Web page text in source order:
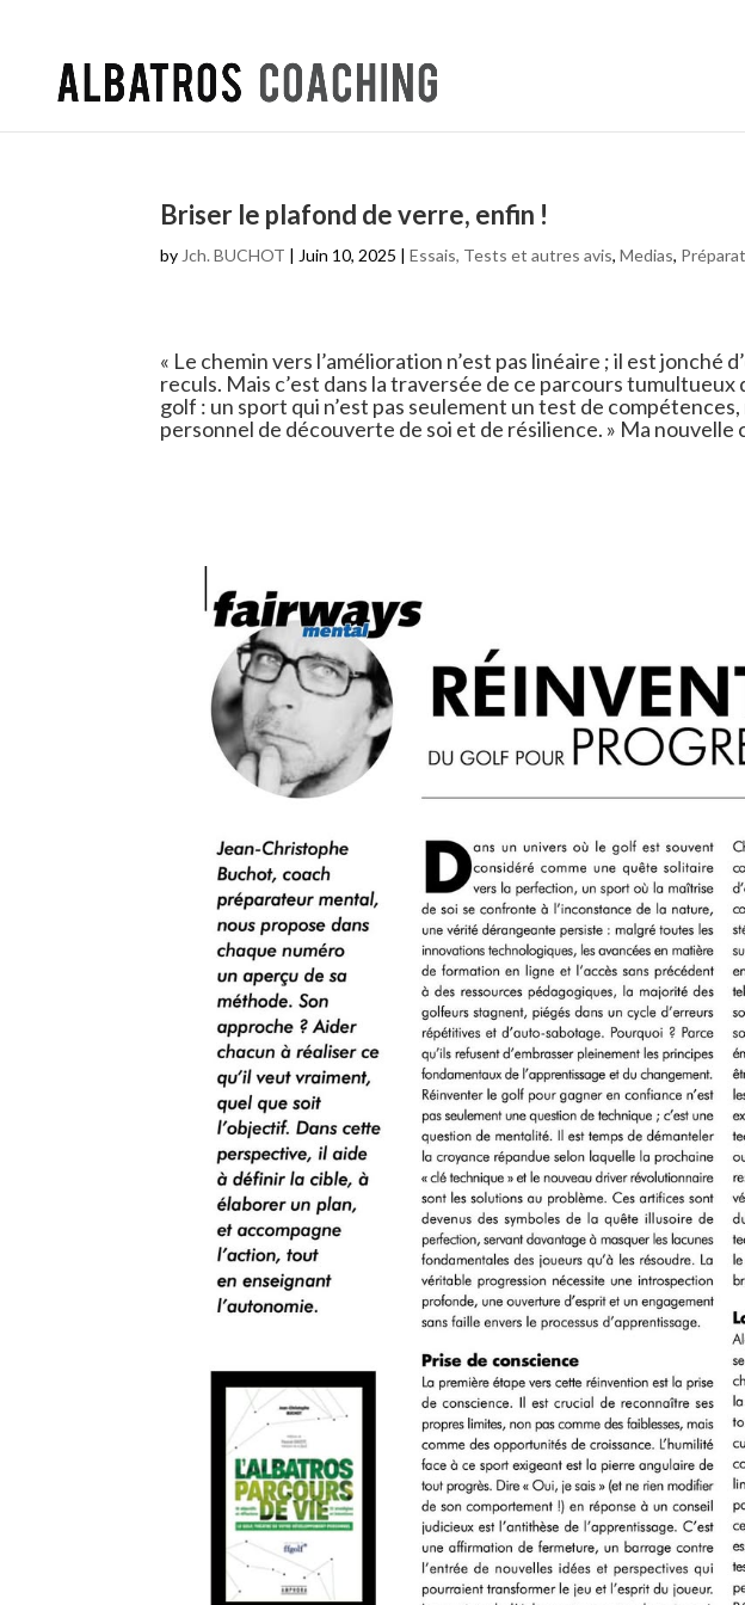
Briser le plafond de verre, enfin !
by Jch. BUCHOT | Juin 10, 2025 |Essais, Tests et autres avis,Medias,
« Le chemin vers l’amélioration n’est pas linéaire ; il est jonché
reculs. Mais c’est dans la traversée de ce parcours
golf : un sport qui n’est pas seulement un test de
personnel de découverte de soi et de résilience. » Ma